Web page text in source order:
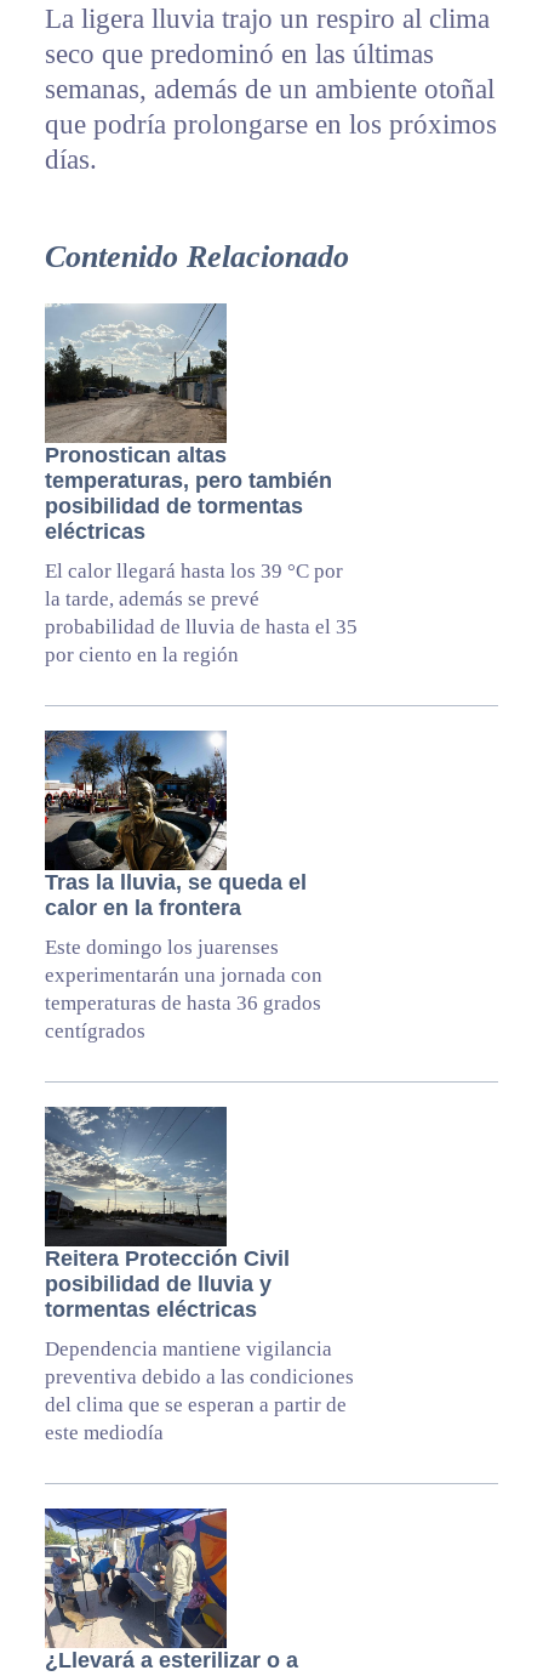
La ligera lluvia trajo un respiro al clima
seco que predominó en las últimas
semanas, además de un ambiente otoñal
que podría prolongarse en los próximos
días.
Contenido Relacionado
Pronostican altas
temperaturas, pero también
posibilidad de tormentas
eléctricas
El calor llegará hasta los 39 °C por
la tarde, además se prevé
probabilidad de lluvia de hasta el 35
por ciento en la región
Tras la lluvia, se queda el
calor en la frontera
Este domingo los juarenses
experimentarán una jornada con
temperaturas de hasta 36 grados
centígrados
Reitera Protección Civil
posibilidad de lluvia y
tormentas eléctricas
Dependencia mantiene vigilancia
preventiva debido a las condiciones
del clima que se esperan a partir de
este mediodía
¿Llevará a esterilizar o a